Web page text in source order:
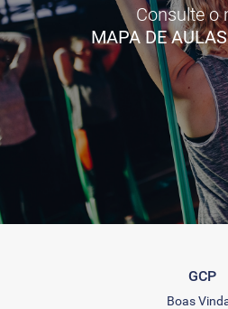
Consulte o
MAPA DE
GCP
Boas